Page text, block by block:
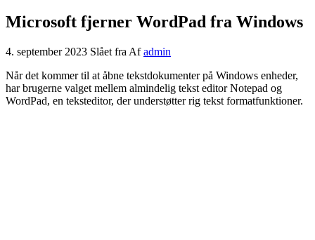
Microsoft fjerner WordPad fra Windows
4. september 2023 Slået fra Af admin
Når det kommer til at åbne tekstdokumenter på Windows enheder,
har brugerne valget mellem almindelig tekst editor Notepad og
WordPad, en teksteditor, der understøtter rig tekst formatfunktioner.